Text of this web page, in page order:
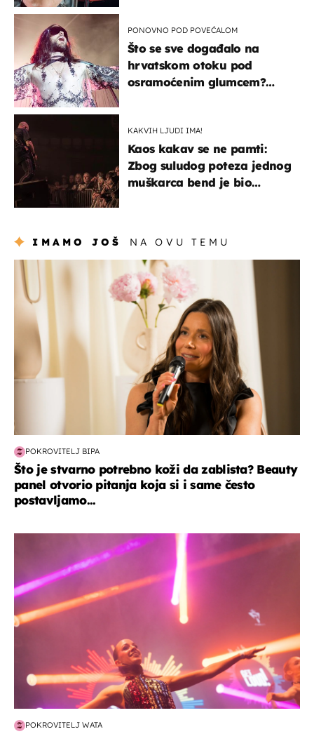
PONOVNO POD POVEĆALOM
Što se sve događalo na
hrvatskom otoku pod
osramoćenim glumcem?
KAKVIH LJUDI IMA!
Kaos kakav se ne pamti:
Zbog suludog poteza jednog
muškarca bend je bio
IMAMO JOŠ NA OVU TEMU
moda & ljepota
POKROVITELJ BIPA
Što je stvarno potrebno koži da zablista? Beauty
panel otvorio pitanja koja si i same često
postavljamo...
POKROVITELJ WATA